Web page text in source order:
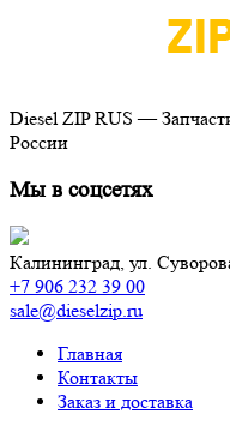
Diesel ZIP RUS —
России
Мы в соцсетях
Калининград, ул.
+7 906 232 39 00
sale@dieselzip.ru
Главная
Контакты
Заказ и доставка